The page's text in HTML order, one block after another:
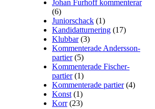
Johan Furhoff kommenterar
(6)
Juniorschack (1)
Kandidatturnering (17)
Klubbar(3)
Kommenterade Andersson-
partier(5)
Kommenterade Fischer-
partier(1)
Kommenterade partier(4)
Konst (1)
Korr(23)